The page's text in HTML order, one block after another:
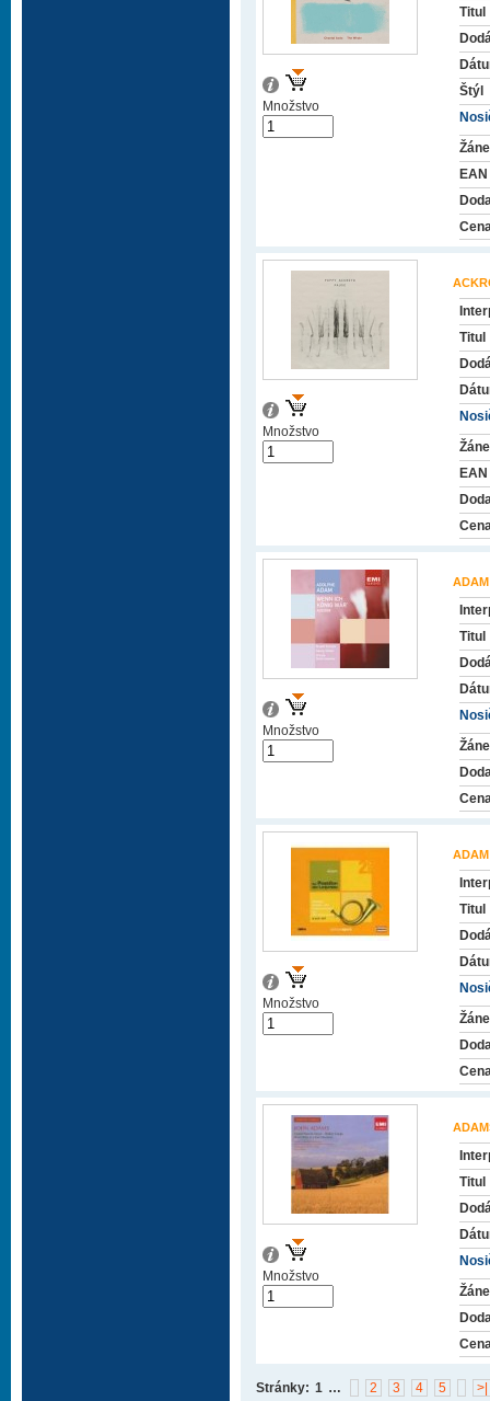
Titul
Štýl
EAN
Množstvo
Titul
EAN
Množstvo
ADAM
Titul
Množstvo
Titul
Množstvo
Titul
Množstvo
Stránky: 1 2 3 4 5
… >|